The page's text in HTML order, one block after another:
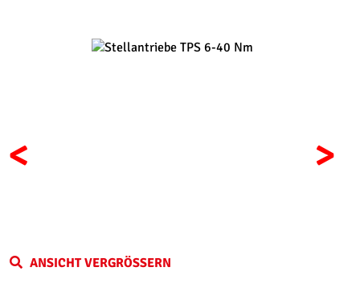
ANSICHT VERGRÖSSERN
< >